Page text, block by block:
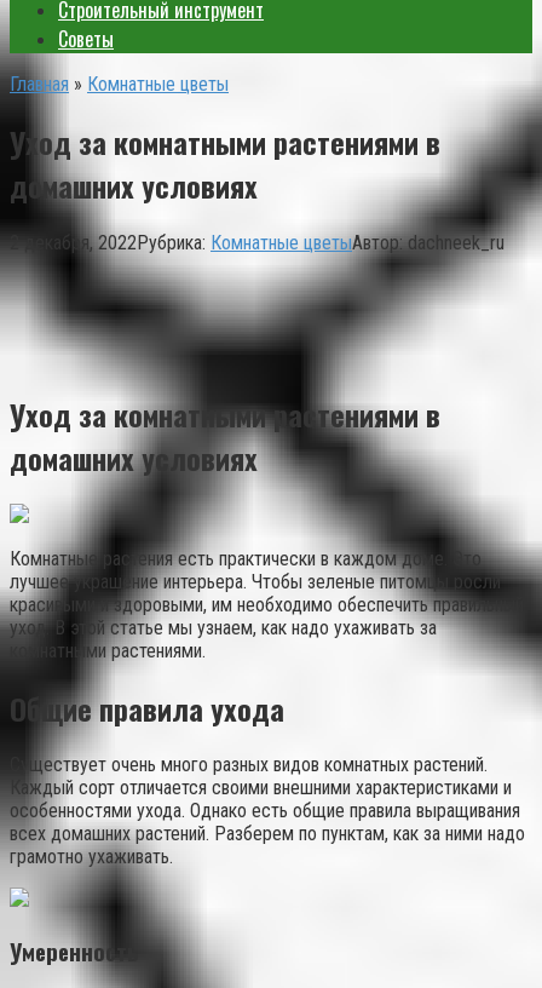
Строительный инструмент
Советы
Главная » Комнатные цветы
Уход за комнатными растениями в
домашних условиях
2 декабря, 2022Рубрика: Комнатные цветыАвтор: dachneek_ru
Уход за комнатными растениями в
домашних условиях
Комнатные растения есть практически в каждом доме. Это
лучшее украшение интерьера. Чтобы зеленые питомцы росли
красивыми и здоровыми, им необходимо обеспечить правильный
уход. В этой статье мы узнаем, как надо ухаживать за
комнатными растениями.
Общие правила ухода
Существует очень много разных видов комнатных растений.
Каждый сорт отличается своими внешними характеристиками и
особенностями ухода. Однако есть общие правила выращивания
всех домашних растений. Разберем по пунктам, как за ними надо
грамотно ухаживать.
Умеренность